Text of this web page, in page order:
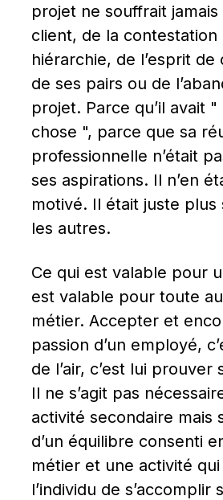
projet ne souffrait
client, de la contestation
hiérarchie, de l’esprit
de ses pairs ou de
projet. Parce qu’il avait "
chose ", parce que sa
professionnelle n’était
ses aspirations. Il n’en
motivé. Il était juste plus
les autres.
Ce qui est valable pour
est valable pour toute
métier. Accepter et
passion d’un employé,
de l’air, c’est lui prouver
Il ne s’agit pas
activité secondaire mais
d’un équilibre consenti
métier et une activité
l’individu de s’accomplir